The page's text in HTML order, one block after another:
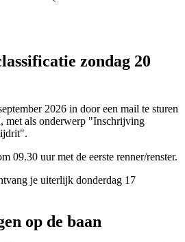
zondag 20
2026 in door een mail te sturen
met als onderwerp "Inschrijving
09.30 uur met de eerste renner/renster.
je uiterlijk donderdag 17
op de baan